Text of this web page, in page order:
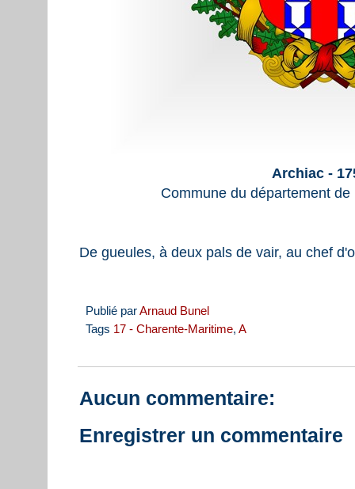
Archiac -
Commune du département
De gueules, à deux pals de vair, au chef
Publié parArnaud Bunel
Tags 17 - Charente-Maritime, A
Aucun commentaire:
Enregistrer un commentaire